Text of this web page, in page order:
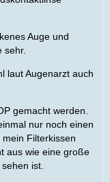
Auge und
sehr.
laut Augenarzt auch
gemacht werden.
nur noch einen
Filterkissen
aus wie eine große
ist.